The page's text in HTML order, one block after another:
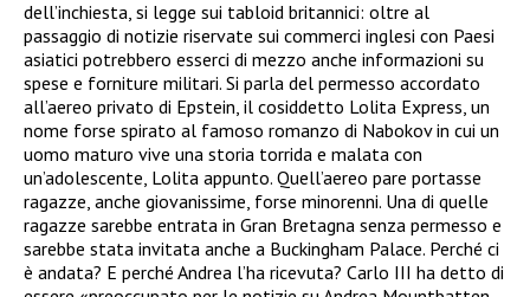
dell’inchiesta, si legge sui tabloid britannici: oltre al
passaggio di notizie riservate sui commerci inglesi con Paesi
asiatici potrebbero esserci di mezzo anche informazioni su
spese e forniture militari. Si parla del permesso accordato
all’aereo privato di Epstein, il cosiddetto Lolita Express, un
nome forse spirato al famoso romanzo di Nabokov in cui un
uomo maturo vive una storia torrida e malata con
un’adolescente, Lolita appunto. Quell’aereo pare portasse
ragazze, anche giovanissime, forse minorenni. Una di quelle
ragazze sarebbe entrata in Gran Bretagna senza permesso e
sarebbe stata invitata anche a Buckingham Palace. Perché ci
è andata? E perché Andrea l’ha ricevuta? Carlo III ha detto di